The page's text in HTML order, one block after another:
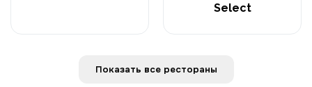
Select
Показать все рестораны